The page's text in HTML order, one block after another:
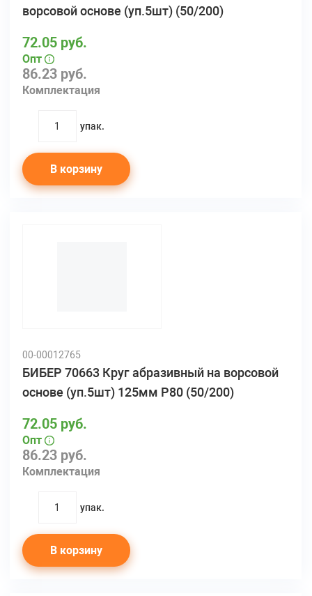
ворсовой основе (уп.5шт) (50/200)
86.23 руб.
Комплектация
72.05 руб.
Опт
quantity
упак.
В корзину
00-00012765
БИБЕР 70663 Круг абразивный на ворсовой
основе (уп.5шт) 125мм Р80 (50/200)
86.23 руб.
Комплектация
72.05 руб.
Опт
quantity
упак.
В корзину